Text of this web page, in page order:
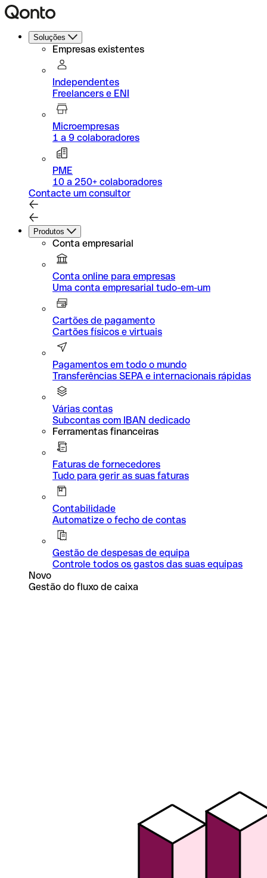
Soluções
Empresas existentes
Independentes
Freelancers e ENI
Microempresas
1 a 9 colaboradores
PME
10 a 250+ colaboradores
Contacte um consultor
Produtos
Conta empresarial
Conta online para empresas
Uma conta empresarial tudo-em-um
Cartões de pagamento
Cartões físicos e virtuais
Pagamentos em todo o mundo
Transferências SEPA e internacionais rápidas
Várias contas
Subcontas com IBAN dedicado
Ferramentas financeiras
Faturas de fornecedores
Tudo para gerir as suas faturas
Contabilidade
Automatize o fecho de contas
Gestão de despesas de equipa
Controle todos os gastos das suas equipas
Novo
Gestão do fluxo de caixa